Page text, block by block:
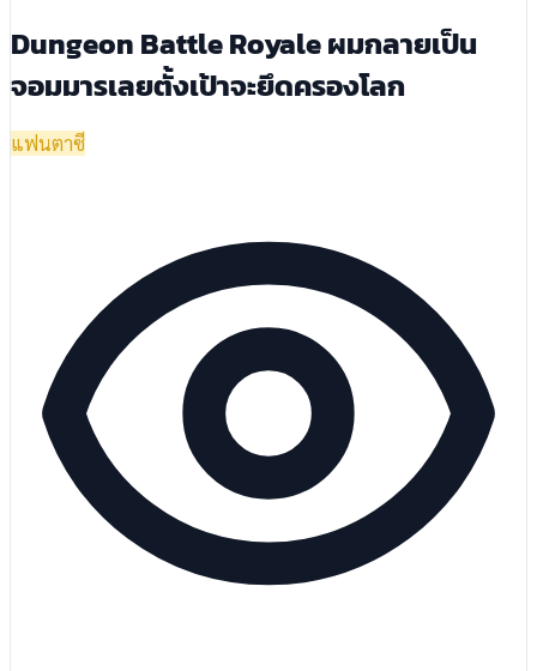
Dungeon Battle Royale ผมกลายเป็น
จอมมารเลยตั้งเป้าจะยึดครองโลก
แฟนตาซี